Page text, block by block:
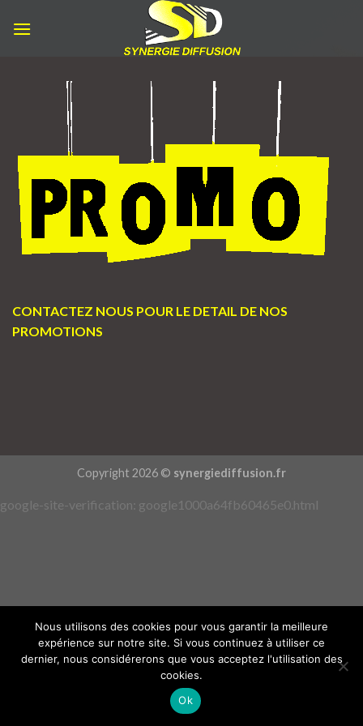
CONTACTEZ NOUS POUR LE DETAIL DE NOS
PROMOTIONS
Copyright 2026 © synergiediffusion.fr
google-site-verification: google1000a64fb60465e0.html
Nous utilisons des cookies pour vous garantir la meilleure
expérience sur notre site. Si vous continuez à utiliser ce
dernier, nous considérerons que vous acceptez l'utilisation des
cookies.
Ok